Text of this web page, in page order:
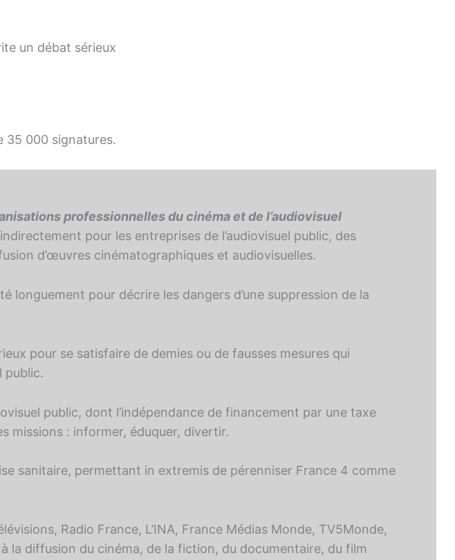
un débat sérieux
35 000 signatures.
professionnelles du cinéma et de l’audiovisuel
pour les entreprises de l’audiovisuel public, des
d’œuvres cinématographiques et audiovisuelles.
longuement pour décrire les dangers d’une suppression de la
pour se satisfaire de demies ou de fausses mesures qui
public.
public, dont l’indépendance de financement par une taxe
missions : informer, éduquer, divertir.
sanitaire, permettant in extremis de pérenniser France 4 comme
Radio France, L’INA, France Médias Monde, TV5Monde,
la diffusion du cinéma, de la fiction, du documentaire, du film